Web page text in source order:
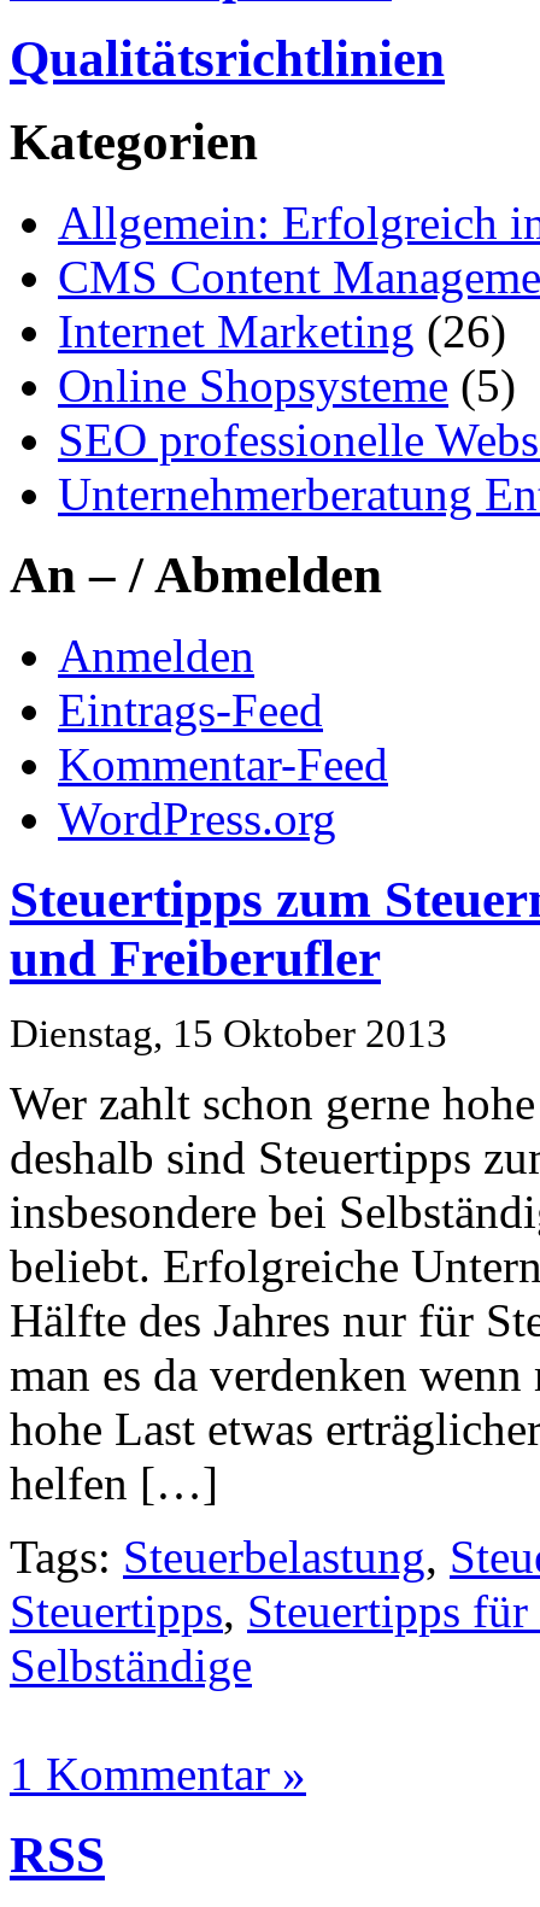
Qualitätsrichtlinien
Kategorien
Allgemein: Erfolgreich
CMS Content
Internet Marketing (26)
Online Shopsysteme (5)
SEO professionelle
Unternehmerberatung
An – / Abmelden
Anmelden
Eintrags-Feed
Kommentar-Feed
WordPress.org
Steuertipps zum
und Freiberufler
Dienstag, 15 Oktober 2013
Wer zahlt schon gerne
deshalb sind Steuertipps
insbesondere bei
beliebt. Erfolgreiche
Hälfte des Jahres nur für
man es da verdenken
hohe Last etwas
helfen […]
Tags: Steuerbelastung,
Steuertipps, Steuertipps
Selbständige
1 Kommentar »
RSS